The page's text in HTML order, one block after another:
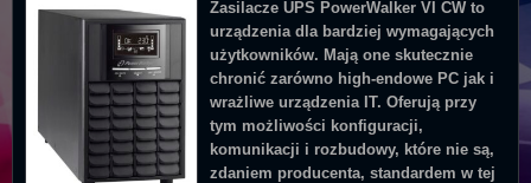
Zasilacze UPS PowerWalker VI CW to
urządzenia dla bardziej wymagających
użytkowników. Mają one skutecznie
chronić zarówno high-endowe PC jak i
wrażliwe urządzenia IT. Oferują przy
tym możliwości konfiguracji,
komunikacji i rozbudowy, które nie są,
zdaniem producenta, standardem w tej